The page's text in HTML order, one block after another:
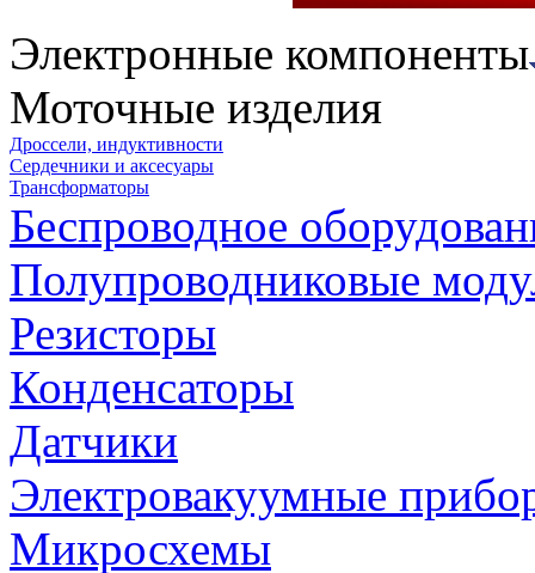
Электронные компоненты
Моточные изделия
Дроссели, индуктивности
Сердечники и аксесуары
Трансформаторы
Беспроводное
Полупроводниковые
Резисторы
Конденсаторы
Датчики
Электровакуумные
Микросхемы